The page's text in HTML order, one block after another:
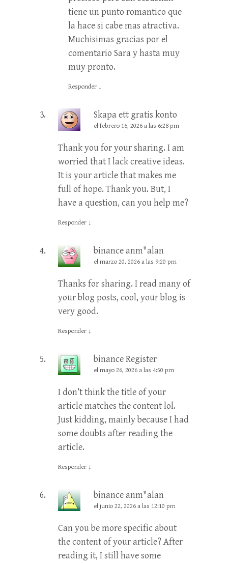
tiene un punto romantico que
la hace si cabe mas atractiva.
Muchisimas gracias por el
comentario Sara y hasta muy
muy pronto.
Responder ↓
Skapa ett gratis konto
el febrero 16, 2026 a las 6:28 pm
Thank you for your sharing. I am
worried that I lack creative ideas.
It is your article that makes me
full of hope. Thank you. But, I
have a question, can you help me?
Responder ↓
binance anm"alan
el marzo 20, 2026 a las 9:20 pm
Thanks for sharing. I read many of
your blog posts, cool, your blog is
very good.
Responder ↓
binance Register
el mayo 26, 2026 a las 4:50 pm
I don’t think the title of your
article matches the content lol.
Just kidding, mainly because I had
some doubts after reading the
article.
Responder ↓
binance anm"alan
el junio 22, 2026 a las 12:10 pm
Can you be more specific about
the content of your article? After
reading it, I still have some